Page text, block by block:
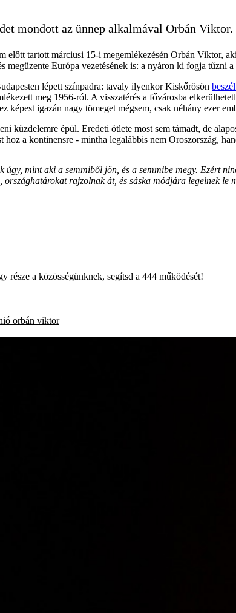
mondott az ünnep alkalmával Orbán Viktor.
tartott márciusi 15-i megemlékezésén Orbán Viktor,
Európa vezetésének is: a nyáron ki fogja tűzni
lépett színpadra: tavaly ilyenkor Kiskőrösön
meg 1956-ról. A visszatérés a fővárosba
képest igazán nagy tömeget mégsem, csak néhány ezer
küzdelemre épül. Eredeti ötlete most sem támadt, de
a kontinensre - mintha legalábbis nem Oroszország,
mint aki a semmiből jön, és a semmibe megy. Ezért
rajzolnak át, és sáska módjára legelnek le
része a közösségünknek, segítsd a 444 működését!
orbán viktor